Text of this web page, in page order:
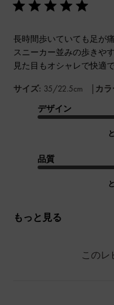
長時間歩いていても足が
スニーカー並みの歩きや
見た目もオシャレで快適
サイズ: 35/22.5cm | カ
デザイン
品質
もっと見る
このレ